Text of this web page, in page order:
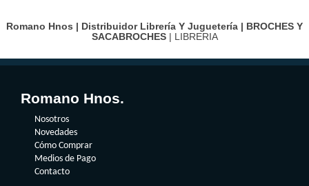
Romano Hnos | Distribuidor Librería Y Juguetería | BROCHES Y
SACABROCHES| LIBRERIA
Romano Hnos.
Nosotros
Novedades
Cómo Comprar
Medios de Pago
Contacto